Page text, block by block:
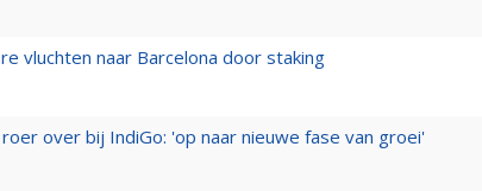
vluchten naar Barcelona door staking
over bij IndiGo: 'op naar nieuwe fase van groei'